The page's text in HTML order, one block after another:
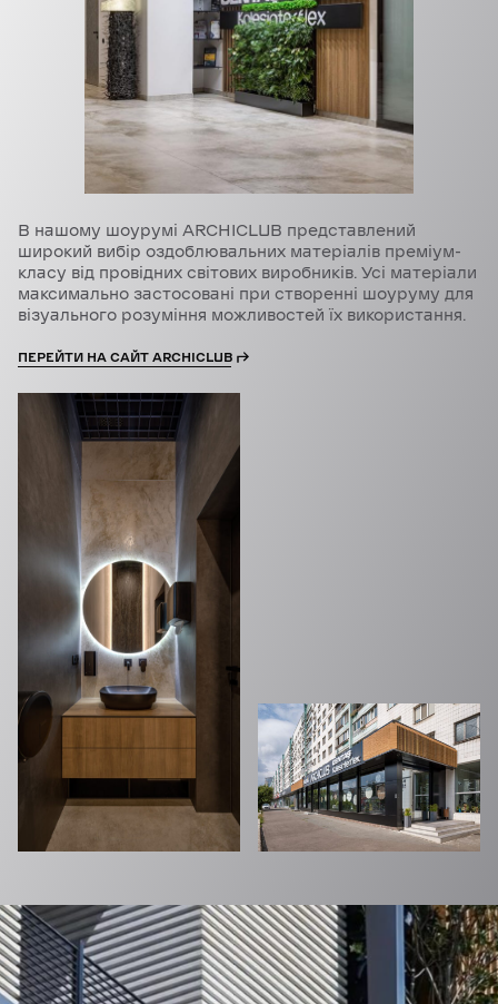
В нашому шоурумі ARCHICLUB представлений
широкий вибір оздоблювальних матеріалів преміум-
класу від провідних світових виробників. Усі матеріали
максимально застосовані при створенні шоуруму для
візуального розуміння можливостей їх використання.
ПЕРЕЙТИ НА САЙТ ARCHICLUB